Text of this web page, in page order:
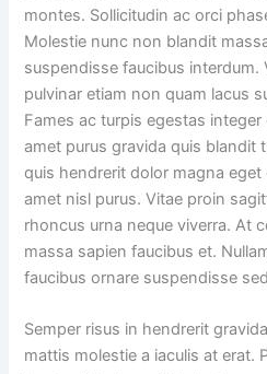
montes. Sollicitudin ac orci
Molestie nunc non blandit
suspendisse faucibus interdum.
pulvinar etiam non quam lacus
Fames ac turpis egestas
amet purus gravida quis blandit
quis hendrerit dolor magna
amet nisl purus. Vitae proin
rhoncus urna neque viverra. At
massa sapien faucibus et.
faucibus ornare suspendisse
Semper risus in hendrerit
mattis molestie a iaculis at erat.